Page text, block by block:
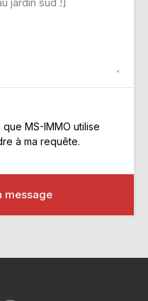
MS-IMMO utilise
à ma requête.
message